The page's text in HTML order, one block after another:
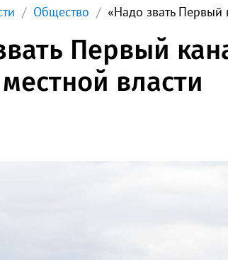
Общество «Надо звать Первый
Первый
власти